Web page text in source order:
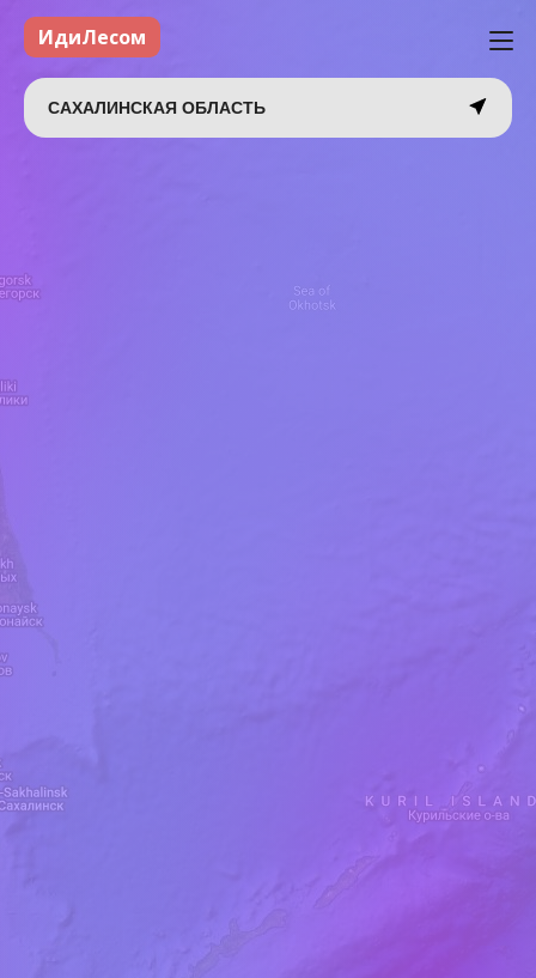
ИдиЛесом
САХАЛИНСКАЯ ОБЛАСТЬ